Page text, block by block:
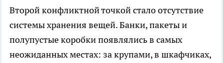
Второй конфликтной точкой стало отсутствие
системы хранения вещей. Банки, пакеты и
полупустые коробки появлялись в самых
неожиданных местах: за крупами, в шкафчиках,